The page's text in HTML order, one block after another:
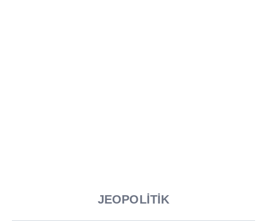
JEOPOLİTİK